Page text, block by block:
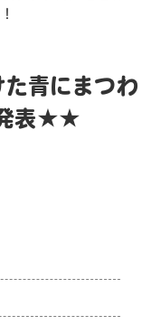
青にまつわ
表★★